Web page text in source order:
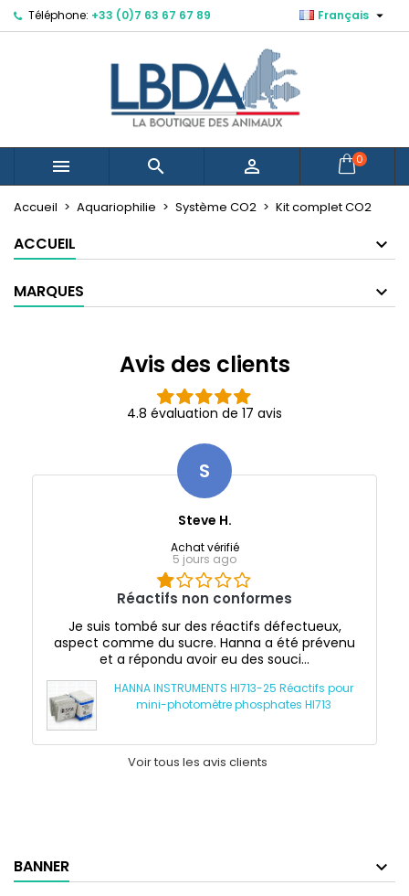
Téléphone: +33 (0)7 63 67 67 89 Français 
   0
Accueil Aquariophilie Système CO2 Kit complet CO2
ACCUEIL
MARQUES
Avis des clients
4.8 évaluation de 17 avis
S
Steve H.
Achat vérifié
5 jours ago
Réactifs non conformes
Je suis tombé sur des réactifs défectueux,
aspect comme du sucre. Hanna a été prévenu
et a répondu avoir eu des souci...
HANNA INSTRUMENTS HI713-25 Réactifs pour
mini-photomètre phosphates HI713
Voir tous les avis clients
BANNER
Mes listes d'envies ×
Créer une nouvelle liste
((modalTitle)) ×
((confirmMessage))
Créer une liste d'envies ×
Nom de la liste d'envies
Annuler Créer une liste d'envies
Connexion ×
Vous devez être connecté pour ajouter des produits
à votre liste d'envies.
Annuler Connexion